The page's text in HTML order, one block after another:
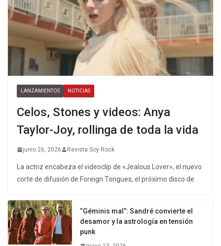
LANZAMIENTOS NOTICIAS
Celos, Stones y videos: Anya
Taylor-Joy, rollinga de toda la vida
junio 26, 2026 Revista Soy Rock
La actriz encabeza el videoclip de «Jealous Lover», el nuevo
corte de difusión de Foreign Tongues, el próximo disco de
“Géminis mal”: Sandré convierte el
desamor y la astrología en tensión
punk